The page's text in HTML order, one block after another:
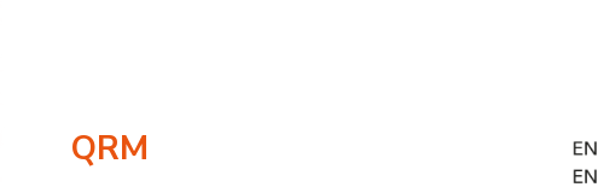
QRM